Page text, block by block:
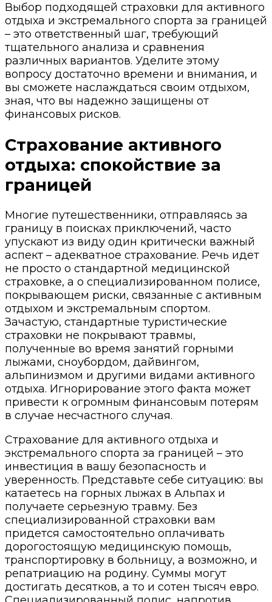
Выбор подходящей страховки для активного
отдыха и экстремального спорта за границей
– это ответственный шаг, требующий
тщательного анализа и сравнения
различных вариантов. Уделите этому
вопросу достаточно времени и внимания, и
вы сможете наслаждаться своим отдыхом,
зная, что вы надежно защищены от
финансовых рисков.
Страхование активного
отдыха: спокойствие за
границей
Многие путешественники, отправляясь за
границу в поисках приключений, часто
упускают из виду один критически важный
аспект – адекватное страхование. Речь идет
не просто о стандартной медицинской
страховке, а о специализированном полисе,
покрывающем риски, связанные с активным
отдыхом и экстремальным спортом.
Зачастую, стандартные туристические
страховки не покрывают травмы,
полученные во время занятий горными
лыжами, сноубордом, дайвингом,
альпинизмом и другими видами активного
отдыха. Игнорирование этого факта может
привести к огромным финансовым потерям
в случае несчастного случая.
Страхование для активного отдыха и
экстремального спорта за границей – это
инвестиция в вашу безопасность и
уверенность. Представьте себе ситуацию: вы
катаетесь на горных лыжах в Альпах и
получаете серьезную травму. Без
специализированной страховки вам
придется самостоятельно оплачивать
дорогостоящую медицинскую помощь,
транспортировку в больницу, а возможно, и
репатриацию на родину. Суммы могут
достигать десятков, а то и сотен тысяч евро.